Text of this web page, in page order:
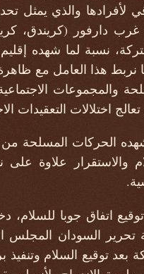
لأفرادها والذي يمثل
غرب دارفور (كريندق،
نسبة لما شهده
نربط هذا العامل مع
والمجموعات
اختلالات التعقيدات
الحركات المسلحة
والاستقرار علاوة
اتفاق جوبا
تحرير السودان المجلس
بعد توقيع السلام